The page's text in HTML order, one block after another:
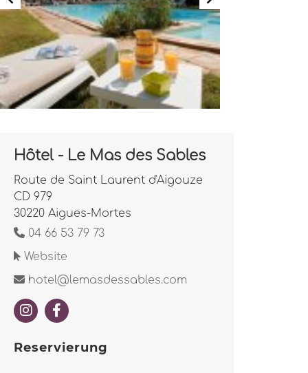
Hôtel - Le Mas des Sables
Route de Saint Laurent d'Aigouze
CD 979
30220 Aigues-Mortes
04 66 53 79 73
Website
hotel@lemasdessables.com
Reservierung